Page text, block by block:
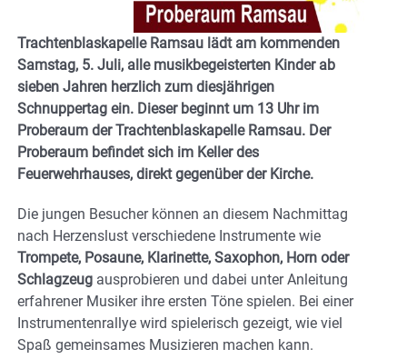
Trachtenblaskapelle Ramsau lädt am kommenden
Samstag, 5. Juli, alle musikbegeisterten Kinder ab
sieben Jahren herzlich zum diesjährigen
Schnuppertag ein. Dieser beginnt um 13 Uhr im
Proberaum der Trachtenblaskapelle Ramsau. Der
Proberaum befindet sich im Keller des
Feuerwehrhauses, direkt gegenüber der Kirche.
Die jungen Besucher können an diesem Nachmittag
nach Herzenslust verschiedene Instrumente wie
Trompete, Posaune, Klarinette, Saxophon, Horn oder
Schlagzeug ausprobieren und dabei unter Anleitung
erfahrener Musiker ihre ersten Töne spielen. Bei einer
Instrumentenrallye wird spielerisch gezeigt, wie viel
Spaß gemeinsames Musizieren machen kann.